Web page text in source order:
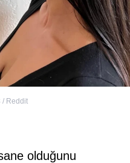
/ Reddit
olduğunu